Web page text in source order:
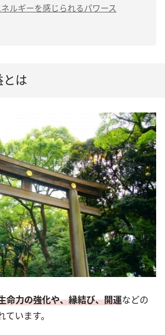
噂
されない人も
参拝する
べておく
ルギーを感じられるパワース
とは
命力の強化や、縁結び、開運などの
います。